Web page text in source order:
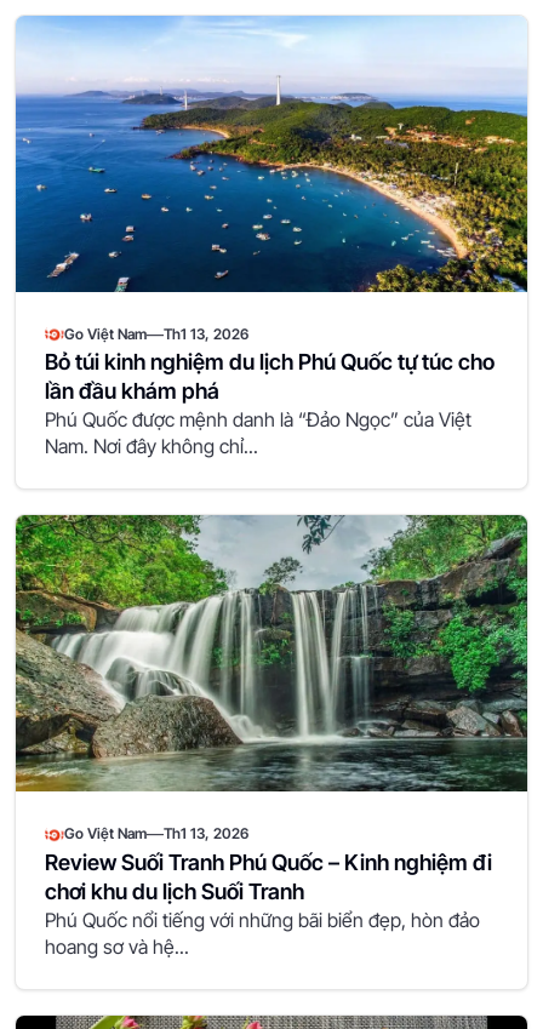
Go Việt Nam—Th1 13, 2026
Bỏ túi kinh nghiệm du lịch Phú Quốc tự túc cho
lần đầu khám phá
Phú Quốc được mệnh danh là “Đảo Ngọc” của Việt
Nam. Nơi đây không chỉ...
Go Việt Nam—Th1 13, 2026
Review Suối Tranh Phú Quốc – Kinh nghiệm đi
chơi khu du lịch Suối Tranh
Phú Quốc nổi tiếng với những bãi biển đẹp, hòn đảo
hoang sơ và hệ...